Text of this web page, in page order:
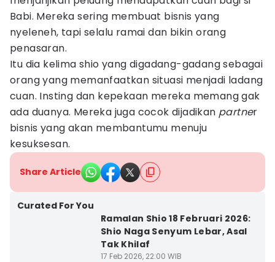
Babi. Mereka sering membuat bisnis yang
nyeleneh, tapi selalu ramai dan bikin orang
penasaran.
Itu dia kelima shio yang digadang-gadang sebagai
orang yang memanfaatkan situasi menjadi ladang
cuan. Insting dan kepekaan mereka memang gak
ada duanya. Mereka juga cocok dijadikan partner
bisnis yang akan membantumu menuju
kesuksesan.
Share Article
Curated For You
Ramalan Shio 18 Februari 2026:
Shio Naga Senyum Lebar, Asal
Tak Khilaf
17 Feb 2026, 22:00 WIB